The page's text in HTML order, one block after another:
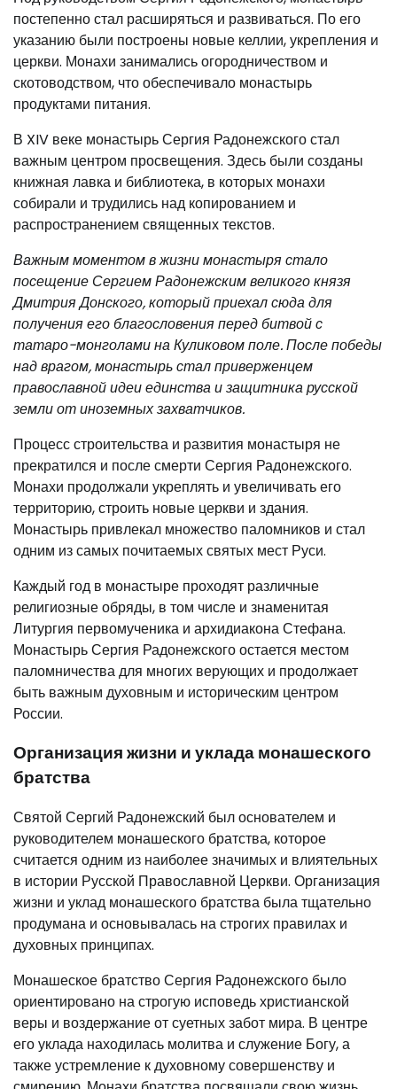
постепенно стал расширяться и развиваться. По его
указанию были построены новые келлии, укрепления и
церкви. Монахи занимались огородничеством и
скотоводством, что обеспечивало монастырь
продуктами питания.
В XIV веке монастырь Сергия Радонежского стал
важным центром просвещения. Здесь были созданы
книжная лавка и библиотека, в которых монахи
собирали и трудились над копированием и
распространением священных текстов.
Важным моментом в жизни монастыря стало
посещение Сергием Радонежским великого князя
Дмитрия Донского, который приехал сюда для
получения его благословения перед битвой с
татаро-монголами на Куликовом поле. После победы
над врагом, монастырь стал приверженцем
православной идеи единства и защитника русской
земли от иноземных захватчиков.
Процесс строительства и развития монастыря не
прекратился и после смерти Сергия Радонежского.
Монахи продолжали укреплять и увеличивать его
территорию, строить новые церкви и здания.
Монастырь привлекал множество паломников и стал
одним из самых почитаемых святых мест Руси.
Каждый год в монастыре проходят различные
религиозные обряды, в том числе и знаменитая
Литургия первомученика и архидиакона Стефана.
Монастырь Сергия Радонежского остается местом
паломничества для многих верующих и продолжает
быть важным духовным и историческим центром
России.
Организация жизни и уклада монашеского
братства
Святой Сергий Радонежский был основателем и
руководителем монашеского братства, которое
считается одним из наиболее значимых и влиятельных
в истории Русской Православной Церкви. Организация
жизни и уклад монашеского братства была тщательно
продумана и основывалась на строгих правилах и
духовных принципах.
Монашеское братство Сергия Радонежского было
ориентировано на строгую исповедь христианской
веры и воздержание от суетных забот мира. В центре
его уклада находилась молитва и служение Богу, а
также устремление к духовному совершенству и